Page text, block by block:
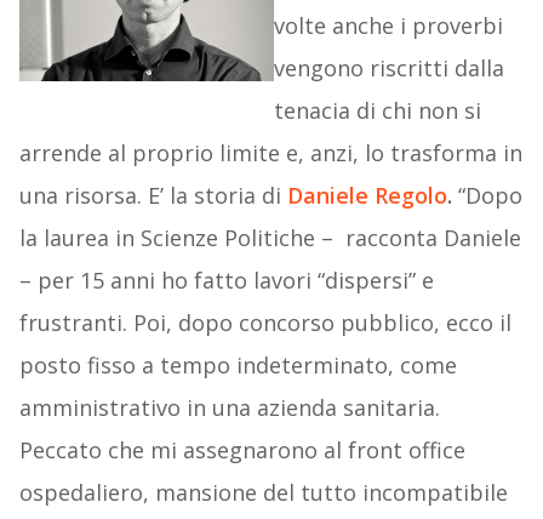
volte anche i proverbi
vengono riscritti dalla
tenacia di chi non si
arrende al proprio limite e, anzi, lo trasforma in
una risorsa. E’ la storia di Daniele Regolo. “Dopo
la laurea in Scienze Politiche – racconta Daniele
– per 15 anni ho fatto lavori “dispersi” e
frustranti. Poi, dopo concorso pubblico, ecco il
posto fisso a tempo indeterminato, come
amministrativo in una azienda sanitaria.
Peccato che mi assegnarono al front office
ospedaliero, mansione del tutto incompatibile